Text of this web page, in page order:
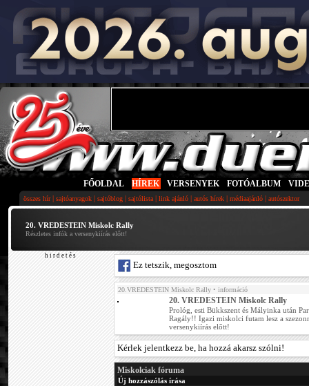
FŐOLDAL HÍREK VERSENYEK FOTÓALBUM
összes hír| sajtóanyagok | sajtóblog | sajtólista | link ajánló | autós hírek | médiaajánló | autószektor
20. VREDESTEIN Miskolc Rally
Részletes infók a versenykiírás előtt!
h i r d e t é s
Ez tetszik, megosztom
20.VREDESTEIN Miskolc Rally • információ
20. VREDESTEIN Miskolc Rally
Prológ, esti Bükkszent és Mályinka után
Ragály!! Igazi miskolci futam lesz a
versenykiírás előtt!
Kérlek jelentkezz be, ha hozzá akarsz szólni!
Miskolciak fóruma
Új hozzászólás írása